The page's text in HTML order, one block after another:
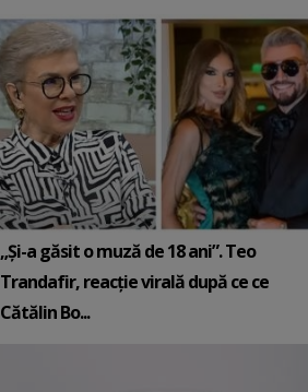
„Și-a găsit o muză de 18 ani”. Teo
Trandafir, reacție virală după ce ce
Cătălin Bo...